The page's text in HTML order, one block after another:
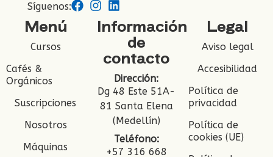
Síguenos:
Menú
Cursos
Cafés &
Orgánicos
Suscripciones
Nosotros
Máquinas
Información
de
contacto
Dirección:
Dg 48 Este 51A-
81 Santa Elena
(Medellín)
Teléfono:
+57 316 668
Legal
Aviso legal
Accesibilidad
Política de
privacidad
Política de
cookies (UE)